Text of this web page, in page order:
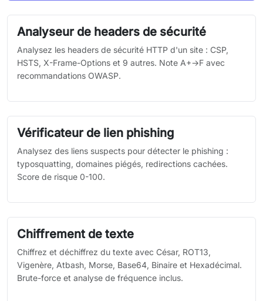
Analyseur de headers de sécurité
Analysez les headers de sécurité HTTP d'un site : CSP,
HSTS, X-Frame-Options et 9 autres. Note A+→F avec
recommandations OWASP.
Vérificateur de lien phishing
Analysez des liens suspects pour détecter le phishing :
typosquatting, domaines piégés, redirections cachées.
Score de risque 0-100.
Chiffrement de texte
Chiffrez et déchiffrez du texte avec César, ROT13,
Vigenère, Atbash, Morse, Base64, Binaire et Hexadécimal.
Brute-force et analyse de fréquence inclus.